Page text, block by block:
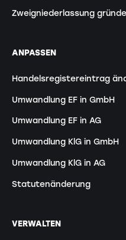
Zweigniederlassung
ANPASSEN
Handelsregistereintrag
Umwandlung EF in GmbH
Umwandlung EF in AG
Umwandlung KlG in GmbH
Umwandlung KlG in AG
Statutenänderung
VERWALTEN